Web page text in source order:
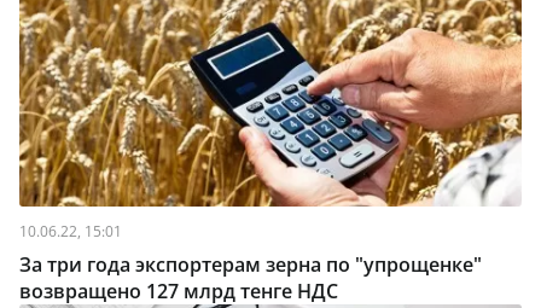
10.06.22, 15:01
За три года экспортерам зерна по "упрощенке"
возвращено 127 млрд тенге НДС